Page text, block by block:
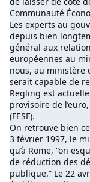
Communauté
Les experts au
depuis bien
général aux
européennes au
nous, au ministère
serait capable de
Regling est
provisoire de
(FESF).
On retrouve bien
3 février 1997, le
qu’à Rome, “on
de réduction des
publique.” Le 22